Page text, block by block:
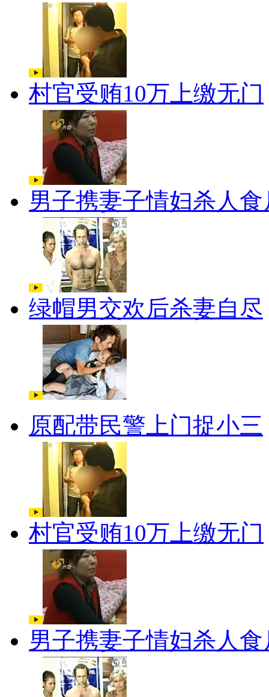
村官受贿10万上缴无门
男子携妻子情妇杀人食
绿帽男交欢后杀妻自尽
原配带民警上门捉小三
村官受贿10万上缴无门
男子携妻子情妇杀人食